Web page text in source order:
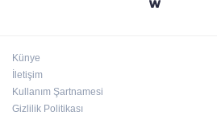
Künye
İletişim
Kullanım Şartnamesi
Gizlilik Politikası